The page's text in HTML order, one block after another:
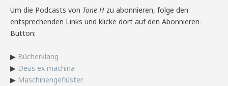
Um die Podcasts von Tone H zu abonnieren, folge den
entsprechenden Links und klicke dort auf den Abonnieren-
Button:
▶ Bücherklang
▶ Deus ex machina
▶ Maschinengeflüster